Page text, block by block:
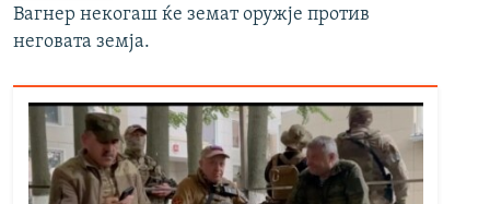
Вагнер некогаш ќе земат оружје против
неговата земја.